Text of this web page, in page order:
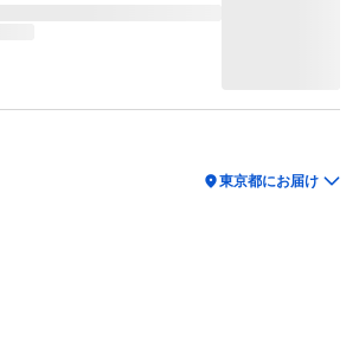
location_on東京都にお届け